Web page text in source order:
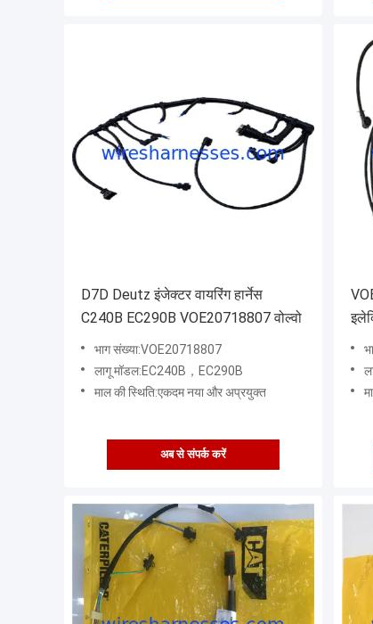
D7D Deutz इंजेक्टर वायरिंग हार्नेस
C240B EC290B VOE20718807 वोल्वो
भाग संख्या:VOE20718807
लागू मॉडल:EC240B，EC290B
माल की स्थिति:एकदम नया और अप्रयुक्त
अब से संपर्क करें